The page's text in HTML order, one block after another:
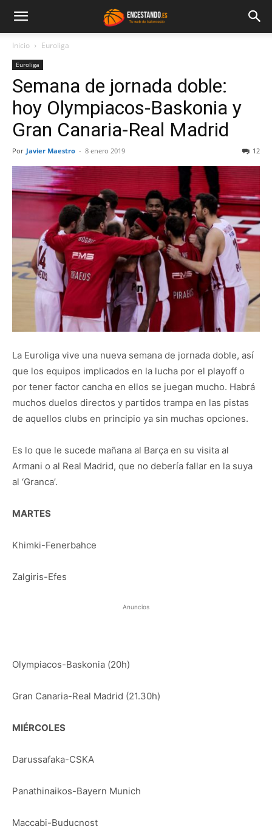
Inicio Euroliga
Euroliga
Semana de jornada doble:
hoy Olympiacos-Baskonia y
Gran Canaria-Real Madrid
Por Javier Maestro - 8 enero 2019 12
La Euroliga vive una nueva semana de jornada doble, así
que los equipos implicados en la lucha por el playoff o
por tener factor cancha en ellos se juegan mucho. Habrá
muchos duelos directos y partidos trampa en las pistas
de aquellos clubs en principio ya sin muchas opciones.
Es lo que le sucede mañana al Barça en su visita al
Armani o al Real Madrid, que no debería fallar en la suya
al ‘Granca’.
MARTES
Khimki-Fenerbahce
Zalgiris-Efes
Anuncios
Olympiacos-Baskonia (20h)
Gran Canaria-Real Madrid (21.30h)
MIÉRCOLES
Darussafaka-CSKA
Panathinaikos-Bayern Munich
Maccabi-Buducnost